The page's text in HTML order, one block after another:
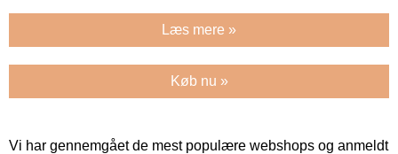
Læs mere »
Køb nu »
Vi har gennemgået de mest populære webshops og anmeldt